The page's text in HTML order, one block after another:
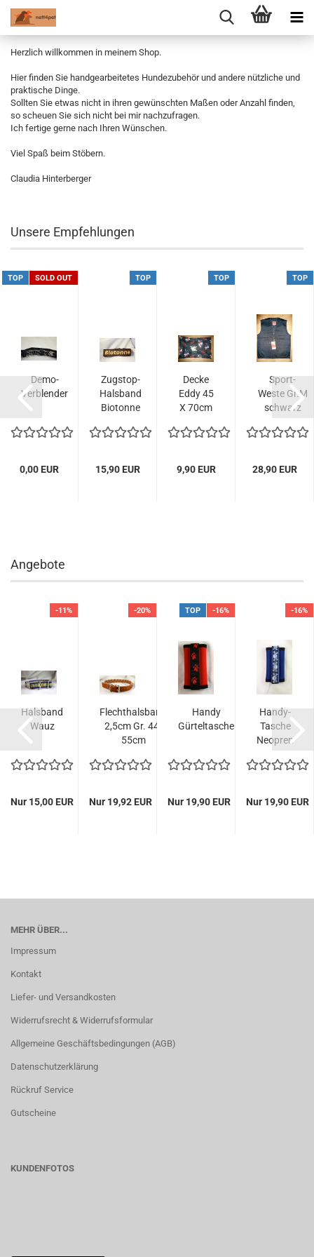
Herzlich willkommen in meinem Shop.
Hier finden Sie handgearbeitetes Hundezubehör und andere nützliche und
praktische Dinge.
Sollten Sie etwas nicht in ihren gewünschten Maßen oder Anzahl finden,
so scheuen Sie sich nicht bei mir nachzufragen.
Ich fertige gerne nach Ihren Wünschen.
Viel Spaß beim Stöbern.
Claudia Hinterberger
Unsere Empfehlungen
TOP SOLD OUT
Demo-
Verblender
0,00 EUR
TOP
Zugstop-
Halsband
Biotonne
46cm
15,90 EUR
TOP
Decke
Eddy 45
X 70cm
9,90 EUR
TOP
Sport-
Weste Gr.M
schwarz
wählbarer...
28,90 EUR
Angebote
-11%
Halsband
Wauz
Nur 15,00 EUR
-20%
Flechthalsband
2,5cm Gr. 44-
55cm
Nur 19,92 EUR
TOP -16%
Handy
Gürteltasche
Nur 19,90 EUR
-16%
Handy-
Tasche
Neopren
Nur 19,90 EUR
MEHR ÜBER...
Impressum
Kontakt
Liefer- und Versandkosten
Widerrufsrecht & Widerrufsformular
Allgemeine Geschäftsbedingungen (AGB)
Datenschutzerklärung
Rückruf Service
Gutscheine
KUNDENFOTOS